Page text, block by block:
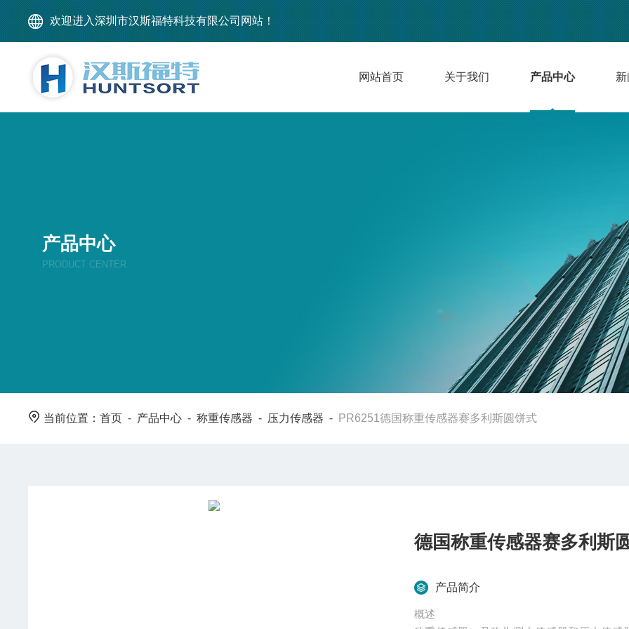
欢迎进入深圳市汉斯福特科技有限公司网站！
网站首页 关于我们 产品中心
产品中心
PRODUCT CENTER
当前位置：首页 - 产品中心 -称重传感器 - 压力传感器 - PR6251德国称重传感器赛多利斯圆饼式
德国称重传感器赛多利斯
产品简介
概述